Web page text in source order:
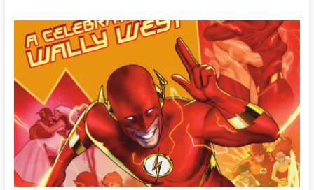
Lantern
–
Sacando
lo
mejor
posible
de
un
evento
olvidable